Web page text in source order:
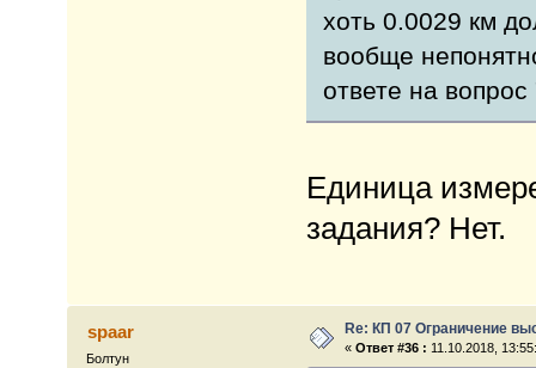
хоть 0.0029 км
вообще
ответе на
Единица
задания? Нет.
spaar
Болтун
Re: КП 07 Ограничение
«Ответ #36 : 11.10.2018,